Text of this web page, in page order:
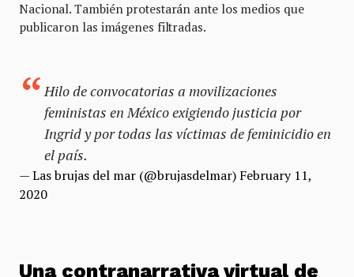
Nacional. También protestarán ante los medios que
publicaron las imágenes filtradas.
Hilo de convocatorias a movilizaciones
feministas en México exigiendo justicia por
Ingrid y por todas las víctimas de feminicidio en
el país.
— Las brujas del mar (@brujasdelmar) February 11,
2020
Una contranarrativa virtual de